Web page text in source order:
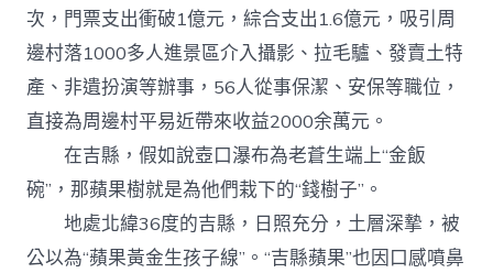
次，門票支出衝破1億元，綜合支出1.6億元，吸引周
邊村落1000多人進景區介入攝影、拉毛驢、發賣土特
產、非遺扮演等辦事，56人從事保潔、安保等職位，
直接為周邊村平易近帶來收益2000余萬元。
在吉縣，假如說壺口瀑布為老蒼生端上“金飯
碗”，那蘋果樹就是為他們栽下的“錢樹子”。
地處北緯36度的吉縣，日照充分，土層深摯，被
公以為“蘋果黃金生孩子線”。“吉縣蘋果”也因口感噴鼻